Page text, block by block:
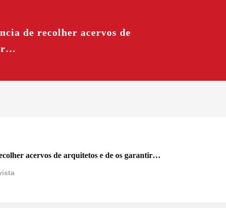
de recolher acervos de
acervos de arquitetos e de os garantir…